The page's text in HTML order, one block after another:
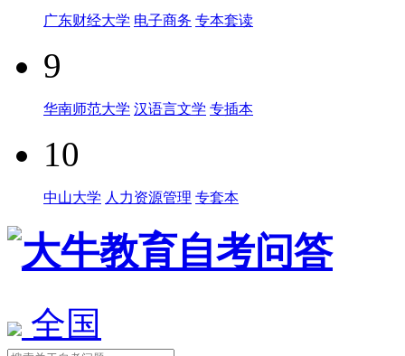
广东财经大学 电子商务 专本套读
9
华南师范大学 汉语言文学 专插本
10
中山大学 人力资源管理 专套本
全国